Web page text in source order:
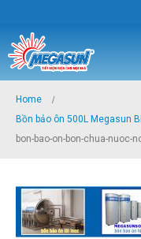
Home
Bồn bảo ôn 500L Megasun
bon-bao-on-bon-chua-nuoc-